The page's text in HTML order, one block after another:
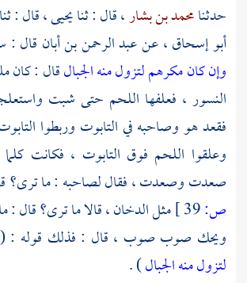
حدثنامحمد بن بشار، قال : ثنايحيى، قال : ثنا
أبو إسحاق، عنعبد الرحمن بن أبان قال
وإن كان مكرهم لتزول منه الجبالقال : كان
النسور ، فعلفها اللحم حتى شبت
فقعد هو وصاحبه في التابوت وربطوا
وعلقوا اللحم فوق التابوت ، فكانت
صعدت وصعدت ، فقال لصاحبه : ما ترى؟
ص:
مثل الدخان ، قالا ما ترى؟ قال :
ويحك صوب صوب ، قال : فذلك قوله : (
لتزول منه الجبال) .